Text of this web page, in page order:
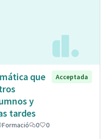
que
y
tardes
Acceptada
Formació 0 0